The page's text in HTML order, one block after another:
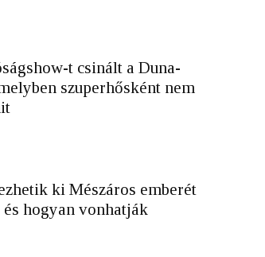
t csinált a Duna-
szuperhősként nem
ki Mészáros emberét
és hogyan vonhatják